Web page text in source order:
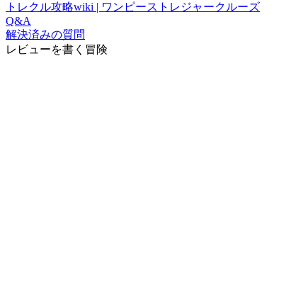
トレクル攻略wiki | ワンピーストレジャークルーズ
Q&A
解決済みの質問
レビューを書く冒険